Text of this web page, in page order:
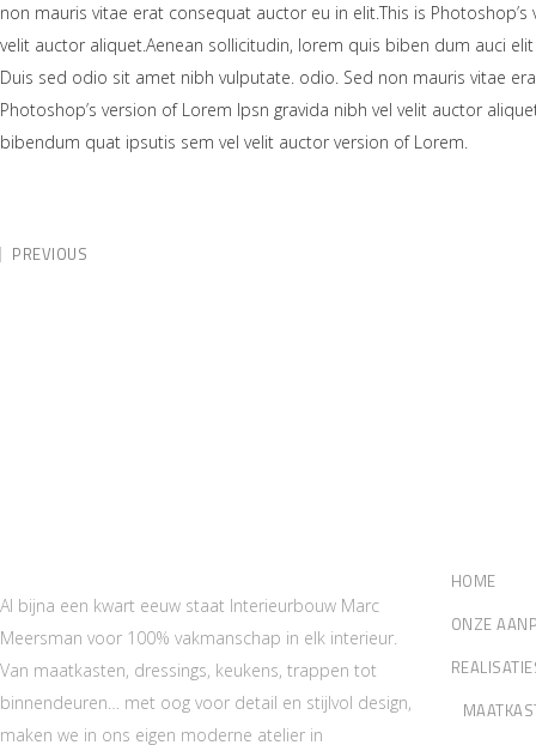
non mauris vitae erat consequat auctor eu in elit.This is
velit auctor aliquet.Aenean sollicitudin, lorem quis biben dum auci
Duis sed odio sit amet nibh vulputate. odio. Sed non mauris vitae
Photoshop’s version of Lorem Ipsn gravida nibh vel velit auctor
bibendum quat ipsutis sem vel velit auctor version of Lorem.
PREVIOUS
Al bijna een kwart eeuw staat Interieurbouw Marc
Meersman voor 100% vakmanschap in elk interieur.
Van maatkasten, dressings, keukens, trappen tot
binnendeuren… met oog voor detail en stijlvol design,
maken we in ons eigen moderne atelier in
HOME
ONZE